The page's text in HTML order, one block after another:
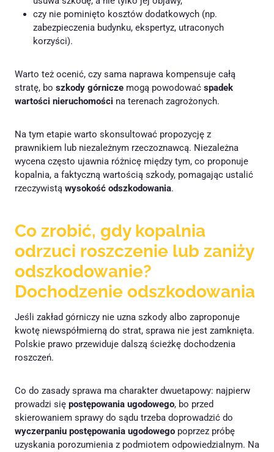
czy nie pominięto kosztów dodatkowych (np.
zabezpieczenia budynku, ekspertyz, utraconych
korzyści).
Warto też ocenić, czy sama naprawa kompensuje całą
stratę, bo szkody górnicze mogą powodować spadek
wartości nieruchomości na terenach zagrożonych.
Na tym etapie warto skonsultować propozycję z
prawnikiem lub niezależnym rzeczoznawcą. Niezależna
wycena często ujawnia różnicę między tym, co proponuje
kopalnia, a faktyczną wartością szkody, pomagając ustalić
rzeczywistą wysokość odszkodowania.
Co zrobić, gdy kopalnia
odrzuci roszczenie lub zaniży
odszkodowanie?
Dochodzenie odszkodowania
Jeśli zakład górniczy nie uzna szkody albo zaproponuje
kwotę niewspółmierną do strat, sprawa nie jest zamknięta.
Polskie prawo przewiduje dalszą ścieżkę dochodzenia
roszczeń.
Co do zasady sprawa ma charakter dwuetapowy: najpierw
prowadzi się postępowania ugodowego, bo przed
skierowaniem sprawy do sądu trzeba doprowadzić do
wyczerpaniu postępowania ugodowego poprzez próbę
uzyskania porozumienia z podmiotem odpowiedzialnym. Na